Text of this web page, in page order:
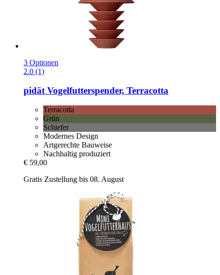
3 Optionen
2.0 (1)
pidät Vogelfutterspender, Terracotta
Terracotta
Grün
Schiefer
Modernes Design
Artgerechte Bauweise
Nachhaltig produziert
€ 59,00
Gratis Zustellung bis 08. August